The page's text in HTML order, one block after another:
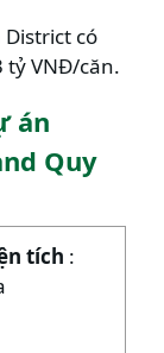
có
tỷ VNĐ/căn.
án
Quy
tích :